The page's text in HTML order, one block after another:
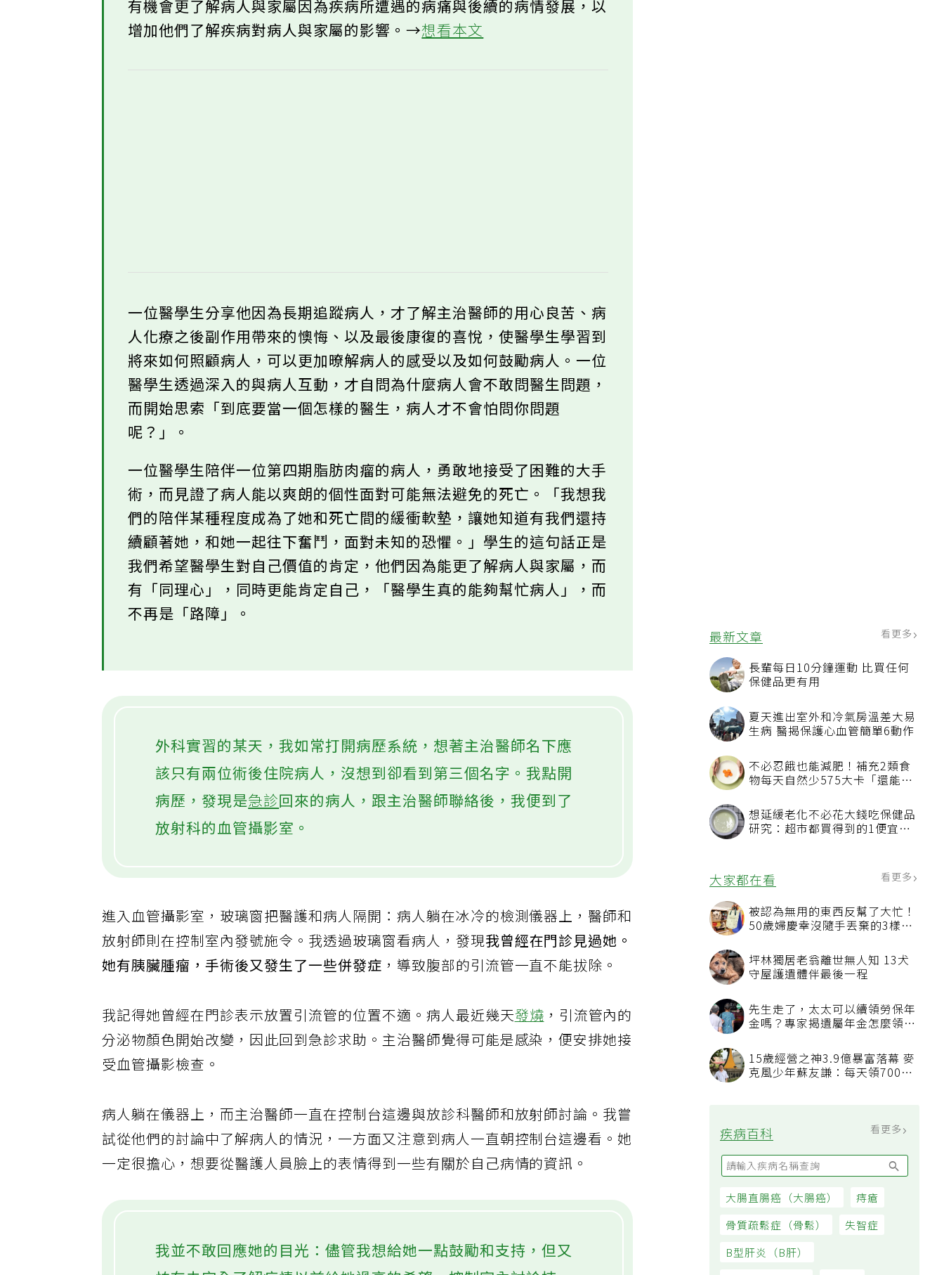
最新文章 看更多
長輩每日10分鐘運動 比買任何
保健品更有用
夏天進出室外和冷氣房溫差大易
生病 醫揭保護心血管簡單6動作
不必忍餓也能減肥！補充2類食
物每天自然少575大卡「還能吃
想延緩老化不必花大錢吃保健品
研究：超市都買得到的1便宜食
大家都在看
被認為無用的東西反幫了大忙！
50歲婦慶幸沒隨手丟棄的3樣物
坪林獨居老翁離世無人知 13犬
守屋護遺體伴最後一程
先生走了，太太可以續領勞保年
15歲經營之神3.9億暴富落幕 麥
克風少年蘇友謙：每天領700元
疾病百科
有機會更了解病人與家屬因為疾病所遭遇的病痛與後續的病情發展，以
增加他們了解疾病對病人與家屬的影響。→想看本文
一位醫學生分享他因為長期追蹤病人，才了解主治醫師的用心良苦、病
人化療之後副作用帶來的懊悔、以及最後康復的喜悅，使醫學生學習到
將來如何照顧病人，可以更加暸解病人的感受以及如何鼓勵病人。一位
醫學生透過深入的與病人互動，才自問為什麼病人會不敢問醫生問題，
而開始思索「到底要當一個怎樣的醫生，病人才不會怕問你問題
呢？」。
一位醫學生陪伴一位第四期脂肪肉瘤的病人，勇敢地接受了困難的大手
術，而見證了病人能以爽朗的個性面對可能無法避免的死亡。「我想我
們的陪伴某種程度成為了她和死亡間的緩衝軟墊，讓她知道有我們還持
續顧著她，和她一起往下奮鬥，面對未知的恐懼。」學生的這句話正是
我們希望醫學生對自己價值的肯定，他們因為能更了解病人與家屬，而
有「同理心」，同時更能肯定自己，「醫學生真的能夠幫忙病人」，而
不再是「路障」。
外科實習的某天，我如常打開病歷系統，想著主治醫師名下應
該只有兩位術後住院病人，沒想到卻看到第三個名字。我點開
病歷，發現是急診回來的病人，跟主治醫師聯絡後，我便到了
放射科的血管攝影室。
進入血管攝影室，玻璃窗把醫護和病人隔開：病人躺在冰冷的檢測儀器上，醫師和
放射師則在控制室內發號施令。我透過玻璃窗看病人，發現我曾經在門診見過她。
她有胰臟腫瘤，手術後又發生了一些併發症
，導致腹部的引流管一直不能拔除。
我記得她曾經在門診表示放置引流管的位置不適。病人最近幾天發燒
，引流管內的
分泌物顏色開始改變，因此回到急診求助。主治醫師覺得可能是感染，便安排她接
受血管攝影檢查。
病人躺在儀器上，而主治醫師一直在控制台這邊與放診科醫師和放射師討論。我嘗
試從他們的討論中了解病人的情況，一方面又注意到病人一直朝控制台這邊看。她
一定很擔心，想要從醫護人員臉上的表情得到一些有關於自己病情的資訊。
我並不敢回應她的目光：儘管我想給她一點鼓勵和支持，但又